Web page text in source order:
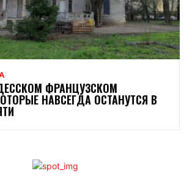
ФРАНЦУЗСКОМ
НАВСЕГДА ОСТАНУТСЯ В